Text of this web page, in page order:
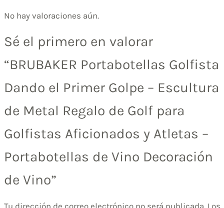
No hay valoraciones aún.
Sé el primero en valorar
“BRUBAKER Portabotellas Golfista
Dando el Primer Golpe – Escultura
de Metal Regalo de Golf para
Golfistas Aficionados y Atletas –
Portabotellas de Vino Decoración
de Vino”